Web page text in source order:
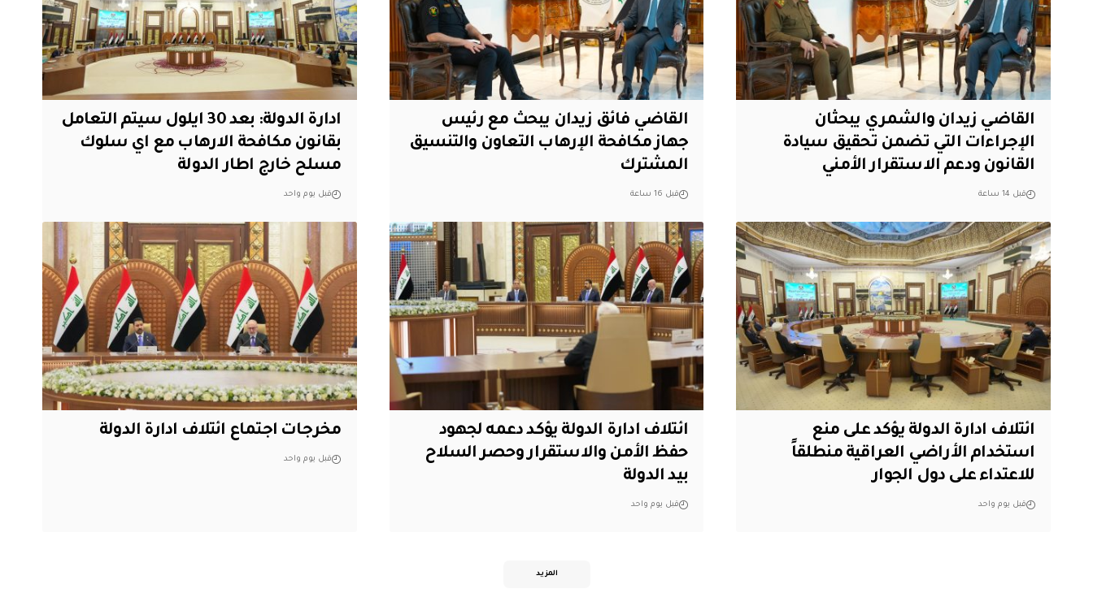
القاضي زيدان والشمري يبحثان
الإجراءات التي تضمن تحقيق سيادة
القانون ودعم الاستقرار الأمني
قبل 14 ساعة
القاضي فائق زيدان يبحث مع رئيس
جهاز مكافحة الإرهاب التعاون والتنسيق
المشترك
قبل 16 ساعة
ادارة الدولة: بعد 30 ايلول سيتم التعامل
بقانون مكافحة الارهاب مع اي سلوك
مسلح خارج اطار الدولة
قبل يوم واحد
ائتلاف ادارة الدولة يؤكد على منع
استخدام الأراضي العراقية منطلقاً
للاعتداء على دول الجوار
قبل يوم واحد
ائتلاف ادارة الدولة يؤكد دعمه لجهود
حفظ الأمن والاستقرار وحصر السلاح
بيد الدولة
قبل يوم واحد
مخرجات اجتماع ائتلاف ادارة الدولة
قبل يوم واحد
المزيد